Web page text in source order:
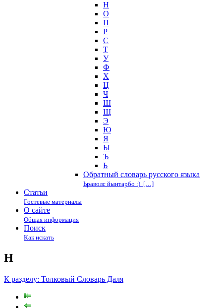
Н
О
П
Р
С
Т
У
Ф
Х
Ц
Ч
Ш
Щ
Э
Ю
Я
Ы
Ъ
Ь
Обратный словарь русского языка
Ьраволс йынтарбо :) […]
Статьи
Гостевые материалы
О сайте
Общая информация
Поиск
Как искать
Н
К разделу: Толковый Словарь Даля